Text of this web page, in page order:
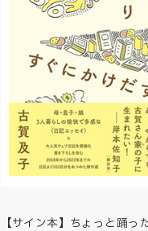
【サイン本】ちょっと踊っ